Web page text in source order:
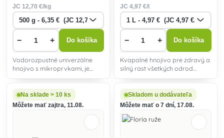
JC12,70 €/kg
− + Do košíka
Vodorozpustné univerzálne
hnojivo s mikroprvkami, je
vhodné pre všetky druhy
ihličnaté), kríky i ruže.
JC 4,97 €/l
− + Do košíka
Kvapalné hnojivo pre zdravý a
silný rast všetkých odrod
popínavých i kríčkových ruží.
Na sklade > 10 ks
Môžete mať zajtra, 11.08.
Skladom u dodávateľa
Môžete mať o 7 dní, 17.08.